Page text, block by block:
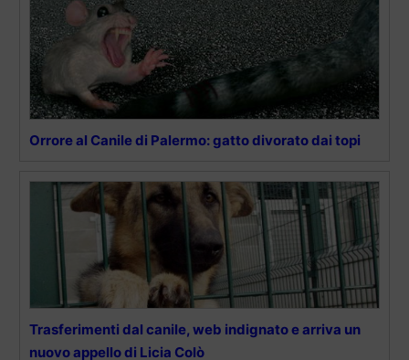
Orrore al Canile di Palermo: gatto divorato dai topi
Trasferimenti dal canile, web indignato e arriva un
nuovo appello di Licia Colò